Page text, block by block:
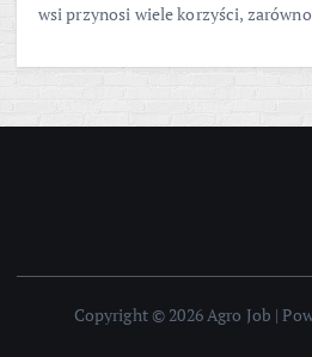
wsi przynosi wiele korzyści,
Copyright © 2026 Agro Job |